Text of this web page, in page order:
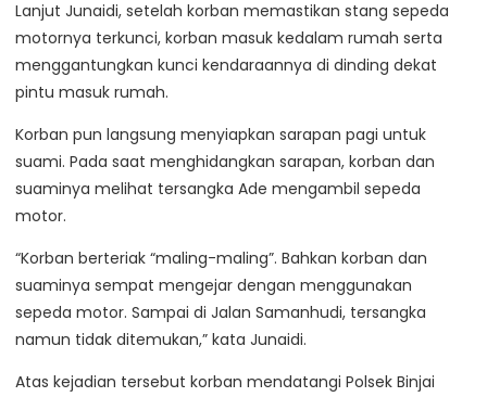
Lanjut Junaidi, setelah korban memastikan stang sepeda
motornya terkunci, korban masuk kedalam rumah serta
menggantungkan kunci kendaraannya di dinding dekat
pintu masuk rumah.
Korban pun langsung menyiapkan sarapan pagi untuk
suami. Pada saat menghidangkan sarapan, korban dan
suaminya melihat tersangka Ade mengambil sepeda
motor.
“Korban berteriak “maling-maling”. Bahkan korban dan
suaminya sempat mengejar dengan menggunakan
sepeda motor. Sampai di Jalan Samanhudi, tersangka
namun tidak ditemukan,” kata Junaidi.
Atas kejadian tersebut korban mendatangi Polsek Binjai